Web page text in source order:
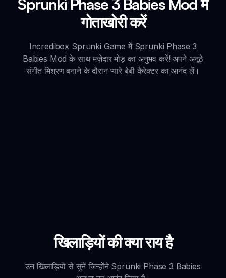
गोताखोरी करें
Incredibox Sprunki Game में Sprunki Phase 3
Babies Mod के साथ मज़ेदार मोड़ का अनुभव करें! अपने अनूठे
संगीत मिश्रण बनाने के दौरान प्यारे बेबी कैरेक्टर का आनंद लें।
खिलाड़ियों की क्या राय है
उन खिलाड़ियों से सुनें जिन्होंने Sprunki Phase 3 Babies